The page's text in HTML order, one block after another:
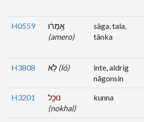
H0559
אָֽמְר֔וּ
(amero)
säga, tala,
tänka
H3808 (ló)
inte, aldrig
någonsin
H3201
נוּכַ֖ל
(nokhal)
kunna